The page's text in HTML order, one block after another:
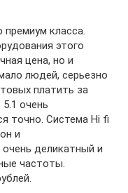
премиум класса.
этого
цена, но и
людей, серьезно
платить за
очень
точно. Система Hi fi
и
деликатный и
частоты.